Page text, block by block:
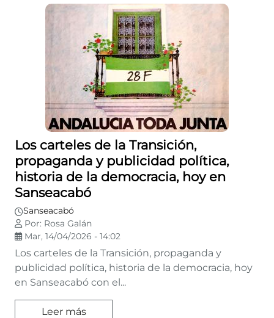
Los carteles de la Transición,
propaganda y publicidad política,
historia de la democracia, hoy en
Sanseacabó
Sanseacabó
Por: Rosa Galán
Mar, 14/04/2026 - 14:02
Los carteles de la Transición, propaganda y
publicidad política, historia de la democracia, hoy
en Sanseacabó con el...
Leer más